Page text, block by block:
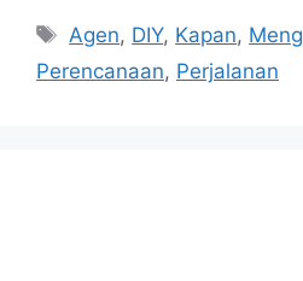
Tags
Agen, DIY, Kapan,
Perencanaan, Perjalanan